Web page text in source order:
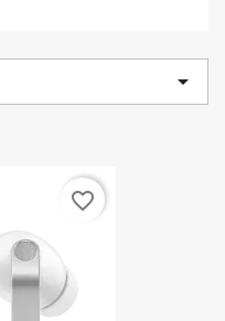

favorite_border